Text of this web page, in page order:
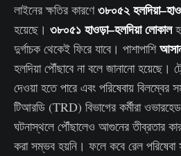
লাইনের ক্ষতির কারণে৩৮০৫২
হয়েছে। ৩৮০৫১ হাওড়া–হলদিয়া লোকাল
দুর্গাচক থেকেই ফিরে যাবে। পাশাপাশি
হলদিয়া পৌঁছাবে না বলে জানানো হয়েছে।
দেওয়া হতে পারে এবং পরিষেবায় বিলম্বের
টিআরডি (TRD) বিভাগের কর্মীরা
ঘটনাস্থলে পৌঁছালেও আগুনের তীব্রতার
করা সম্ভব হয়নি। ফলে কবে রেল পরিষেবা